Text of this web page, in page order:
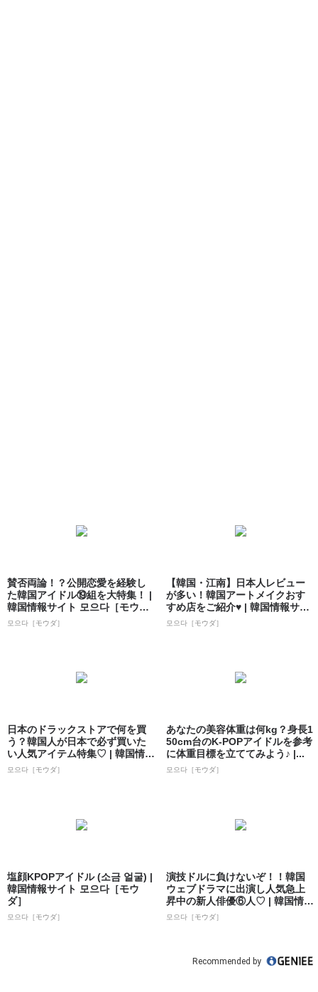
賛否両論！？公開恋愛を経験し
た韓国アイドル⑲組を大特集！ |
韓国情報サイト 모으다［モウ
ダ］
모으다［モウダ］
【韓国・江南】日本人レビュー
が多い！韓国アートメイクおす
すめ店をご紹介♥ | 韓国情報サイ
ト 모으...
모으다［モウダ］
日本のドラックストアで何を買
う？韓国人が日本で必ず買いた
い人気アイテム特集♡ | 韓国情報
サイト ...
모으다［モウダ］
あなたの美容体重は何kg？身長1
50cm台のK-POPアイドルを参考
に体重目標を立ててみよう♪ |...
모으다［モウダ］
塩顔KPOPアイドル (소금 얼굴) |
韓国情報サイト 모으다［モウ
ダ］
모으다［モウダ］
演技ドルに負けないぞ！！韓国
ウェブドラマに出演し人気急上
昇中の新人俳優⑥人♡ | 韓国情報
サイト ...
모으다［モウダ］
Recommended by